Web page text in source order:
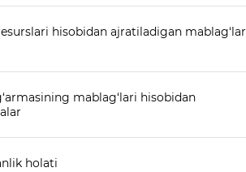
hisobidan ajratiladigan mablag‘lar
mablag‘lari hisobidan
holati